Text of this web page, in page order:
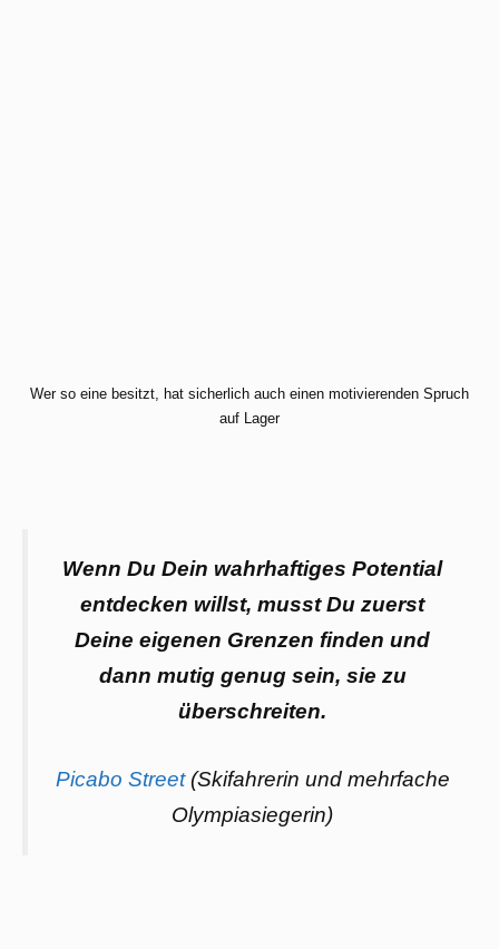
Wer so eine besitzt, hat sicherlich auch einen motivierenden Spruch
auf Lager
Wenn Du Dein wahrhaftiges Potential
entdecken willst, musst Du zuerst
Deine eigenen Grenzen finden und
dann mutig genug sein, sie zu
überschreiten.
Picabo Street(Skifahrerin und mehrfache
Olympiasiegerin)